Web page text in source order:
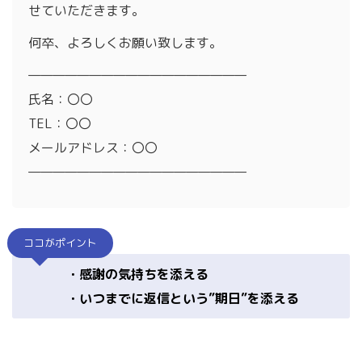
せていただきます。
何卒、よろしくお願い致します。
——————————————————
氏名：〇〇
TEL：〇〇
メールアドレス：〇〇
——————————————————
ココがポイント
・感謝の気持ちを添える
・いつまでに返信という”期日”を添える